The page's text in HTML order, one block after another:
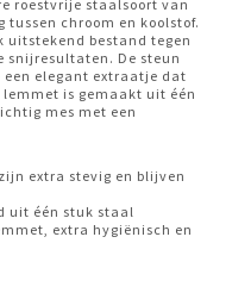
roestvrije staalsoort van
tussen chroom en koolstof.
uitstekend bestand tegen
snijresultaten. De steun
elegant extraatje dat
is gemaakt uit één
mes met een
extra stevig en blijven
uit één stuk staal
extra hygiënisch en